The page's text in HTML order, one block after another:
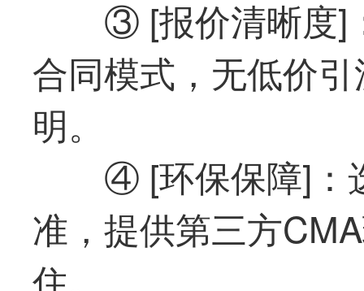
③ [报价清晰度]
合同模式，无低价
明。
④ [环保保障]：
准，提供第三方
住。